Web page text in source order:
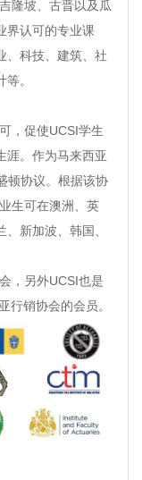
隆坡、古晋以及瓜
界认可的专业课
、科技、建筑、社
。
，促使UCSI学生
涯。作为马来西亚
顿协议。根据该协
生可在澳洲、英
新加波、韩国、
，另外UCSI也是
行销协会的会员。